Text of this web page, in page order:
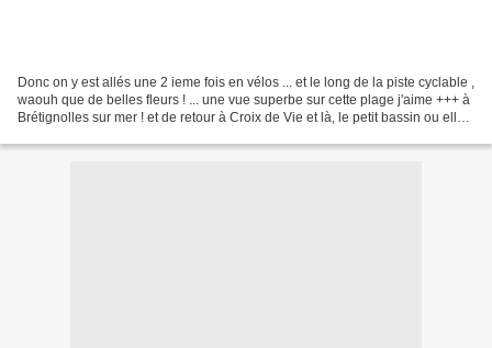
Donc on y est allés une 2 ieme fois en vélos ... et le long de la piste cyclable ,
waouh que de belles fleurs ! ... une vue superbe sur cette plage j'aime +++ à
Brétignolles sur mer ! et de retour à Croix de Vie et là, le petit bassin ou elle